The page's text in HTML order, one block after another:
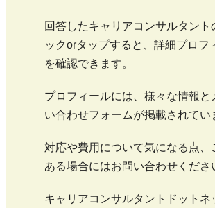
回答したキャリアコンサルタント
ックorタップすると、詳細プロフ
を確認できます。
プロフィールには、様々な情報と
い合わせフォームが掲載されてい
対応や費用について気になる点、
ある場合にはお問い合わせくださ
キャリアコンサルタントドットネ